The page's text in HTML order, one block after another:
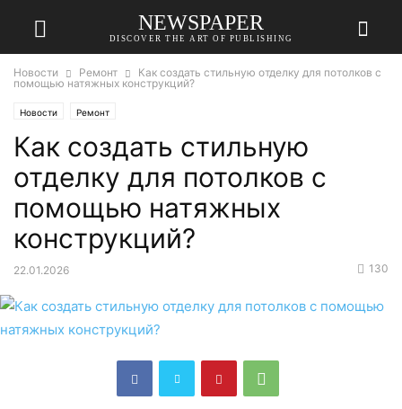
NEWSPAPER
DISCOVER THE ART OF PUBLISHING
Новости Ремонт
Как создать стильную отделку для потолков с
помощью натяжных конструкций?
Новости Ремонт
Как создать стильную
отделку для потолков с
помощью натяжных
конструкций?
22.01.2026 130